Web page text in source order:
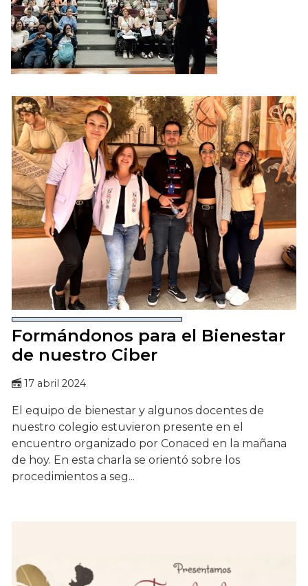
Formándonos para el Bienestar
de nuestro Ciber
17 abril 2024
El equipo de bienestar y algunos docentes de
nuestro colegio estuvieron presente en el
encuentro organizado por Conaced en la mañana
de hoy. En esta charla se orientó sobre los
procedimientos a seg...